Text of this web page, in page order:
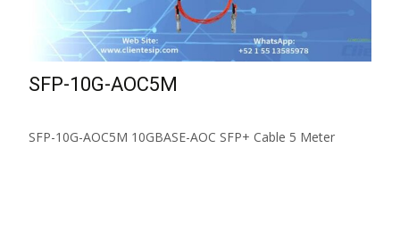
SFP-10G-AOC5M
SFP-10G-AOC5M 10GBASE-AOC SFP+ Cable 5 Meter